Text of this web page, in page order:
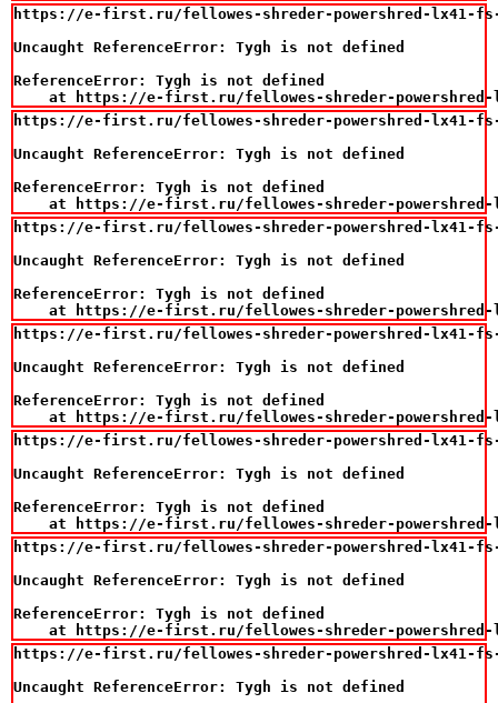
https://e-first.ru/fellowes-shreder-powershred-lx41-fs-
Uncaught ReferenceError: Tygh is not defined
ReferenceError: Tygh is not defined
at https://e-first.ru/fellowes-shreder-
https://e-first.ru/fellowes-shreder-powershred-lx41-fs-
Uncaught ReferenceError: Tygh is not defined
ReferenceError: Tygh is not defined
at https://e-first.ru/fellowes-shreder-
https://e-first.ru/fellowes-shreder-powershred-lx41-fs-
Uncaught ReferenceError: Tygh is not defined
ReferenceError: Tygh is not defined
at https://e-first.ru/fellowes-shreder-
https://e-first.ru/fellowes-shreder-powershred-lx41-fs-
Uncaught ReferenceError: Tygh is not defined
ReferenceError: Tygh is not defined
at https://e-first.ru/fellowes-shreder-
https://e-first.ru/fellowes-shreder-powershred-lx41-fs-
Uncaught ReferenceError: Tygh is not defined
ReferenceError: Tygh is not defined
at https://e-first.ru/fellowes-shreder-
https://e-first.ru/fellowes-shreder-powershred-lx41-fs-
Uncaught ReferenceError: Tygh is not defined
ReferenceError: Tygh is not defined
at https://e-first.ru/fellowes-shreder-
https://e-first.ru/fellowes-shreder-powershred-lx41-fs-
Uncaught ReferenceError: Tygh is not defined